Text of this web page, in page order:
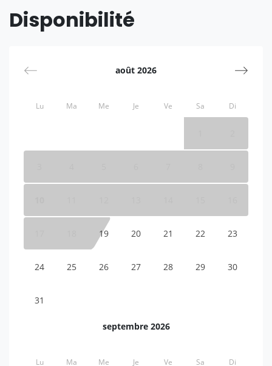
Disponibilité
août 2026
Lu Ma Me Je Ve Sa Di
19 20 21 22 23
24 25 26 27 28 29 30
31
septembre 2026
Lu Ma Me Je Ve Sa Di